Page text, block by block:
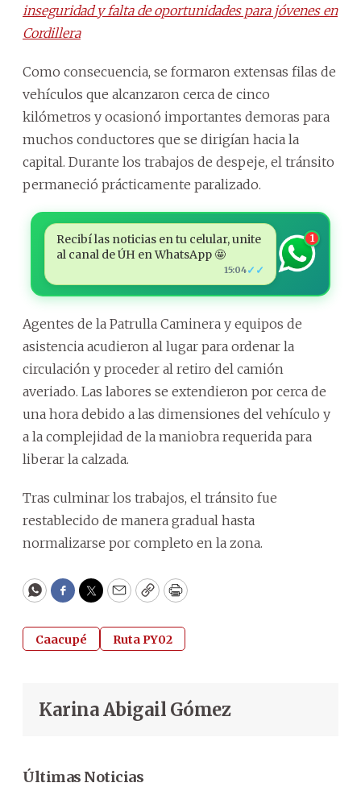
inseguridad y falta de oportunidades para jóvenes en
Cordillera
Como consecuencia, se formaron extensas filas de
vehículos que alcanzaron cerca de cinco
kilómetros y ocasionó importantes demoras para
muchos conductores que se dirigían hacia la
capital. Durante los trabajos de despeje, el tránsito
permaneció prácticamente paralizado.
Recibí las noticias en tu celular, unite
al canal de ÚH en WhatsApp 🤩
15:04✓✓
1
Agentes de la Patrulla Caminera y equipos de
asistencia acudieron al lugar para ordenar la
circulación y proceder al retiro del camión
averiado. Las labores se extendieron por cerca de
una hora debido a las dimensiones del vehículo y
a la complejidad de la maniobra requerida para
liberar la calzada.
Tras culminar los trabajos, el tránsito fue
restablecido de manera gradual hasta
normalizarse por completo en la zona.
WhatsApp
Facebook
Twitter
EmailCopyPrint
Caacupé Ruta PY02
Karina Abigail Gómez
Últimas Noticias